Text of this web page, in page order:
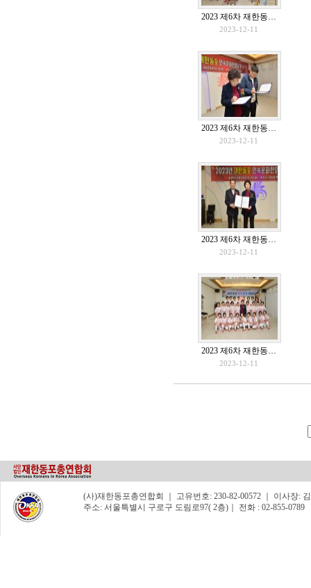
2023 제6차 재한동…
2023-12-11
2023 제6차 재한동…
2023-12-11
2023 제6차 재한동…
2023-12-11
2023 제6차 재한동…
2023-12-11
(사)재한동포총연합회 ｜ 고유번호: 230-82-00572 ｜ 이사장: 김
주소: 서울특별시 구로구 도림로97( 2층)｜ 전화 : 02-855-0789